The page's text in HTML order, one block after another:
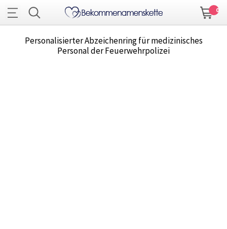
0
Personalisierter Abzeichenring für medizinisches
Personal der Feuerwehrpolizei